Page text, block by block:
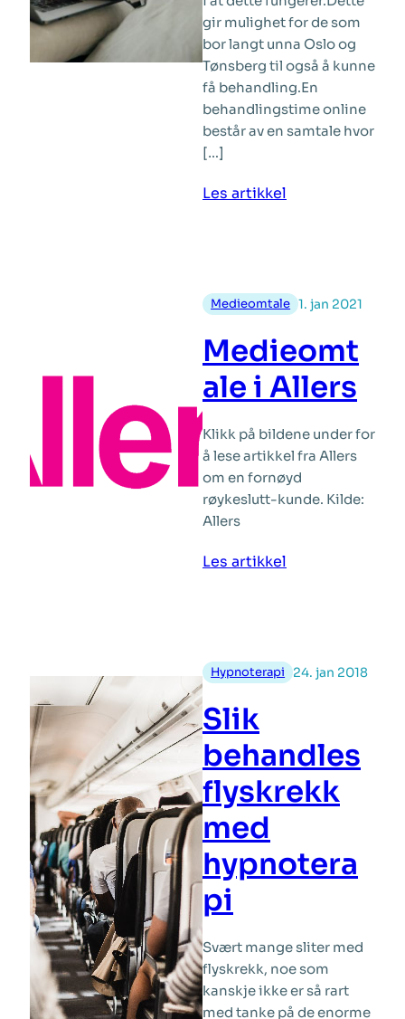
gir mulighet for de som
bor langt unna Oslo og
Tønsberg til også å kunne
få behandling.En
behandlingstime online
består av en samtale hvor
[…]
Les artikkel
Medieomtale 1. jan 2021
Medieomt
ale i Allers
Klikk på bildene under for
å lese artikkel fra Allers
om en fornøyd
røykeslutt-kunde. Kilde:
Allers
Les artikkel
Hypnoterapi 24. jan 2018
Slik
behandles
flyskrekk
med
hypnotera
pi
Svært mange sliter med
flyskrekk, noe som
kanskje ikke er så rart
med tanke på de enorme